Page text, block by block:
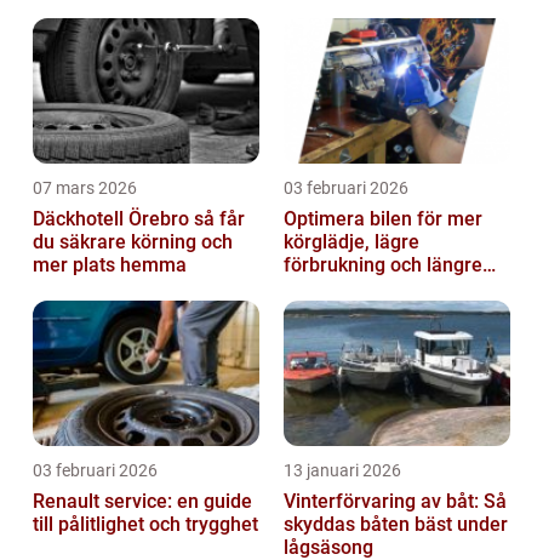
bildelar
07 mars 2026
Däckhotell Örebro så får
du säkrare körning och
mer plats hemma
03 februari 2026
Optimera bilen för mer
körglädje, lägre
förbrukning och längre
03 februari 2026
Renault service: en guide
till pålitlighet och trygghet
13 januari 2026
Vinterförvaring av båt: Så
skyddas båten bäst under
lågsäsong